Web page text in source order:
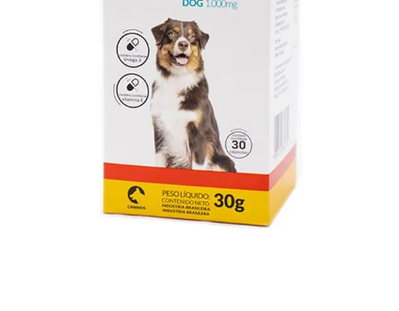
areia
7º
royal canin
8º
petisco caes
premier
pro plan